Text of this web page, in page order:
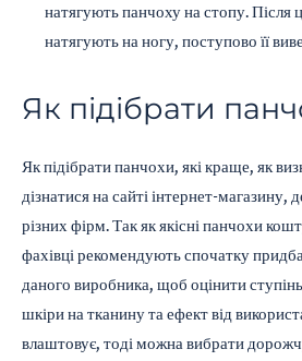
натягують панчоху на стопу. Після
натягують на ногу, поступово її
Як підібрати
Як підібрати панчохи, які краще, як
дізнатися на сайті інтернет-магазину,
різних фірм. Так як якісні панчохи
фахівці рекомендують спочатку
даного виробника, щоб оцінити
шкіри на тканину та ефект від
влаштовує, тоді можна вибрати